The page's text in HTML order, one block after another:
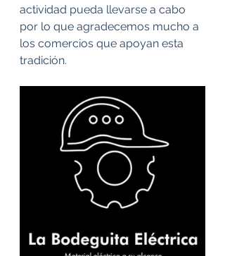
actividad pueda llevarse a cabo
por lo que agradecemos mucho a
los comercios que apoyan esta
tradición.